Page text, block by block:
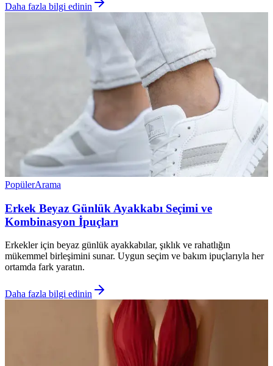
Daha fazla bilgi edinin
PopülerArama
Erkek Beyaz Günlük Ayakkabı Seçimi ve
Kombinasyon İpuçları
Erkekler için beyaz günlük ayakkabılar, şıklık ve rahatlığın
mükemmel birleşimini sunar. Uygun seçim ve bakım ipuçlarıyla her
ortamda fark yaratın.
Daha fazla bilgi edinin